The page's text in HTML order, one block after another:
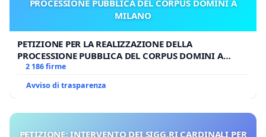
PROCESSIONE PUBBLICA DEL CORPUS DOMINI A
MILANO
PETIZIONE PER LA REALIZZAZIONE DELLA
PROCESSIONE PUBBLICA DEL CORPUS DOMINI A
MILANO
2 186 firme
Avviso di trasparenza
PETIZIONE: INTERVENTO DEI SIGG.RI CARDINALI PER